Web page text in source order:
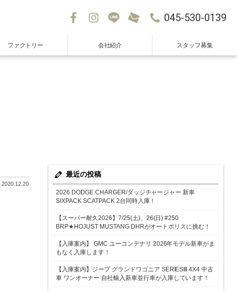
045-530-0139
ファクトリー 会社紹介 スタッフ募集
2020.12.20
最近の投稿
2026 DODGE CHARGER/ダッジチャージャー 新車
SIXPACK SCATPACK 2台同時入庫！
【スーパー耐久2026】7/25(土)、26(日) #250
BRP★HOJUST MUSTANG DHRがオートポリスに挑む！
【入庫案内】 GMC ユーコンデナリ 2026年モデル新車がま
もなく入庫します！
【入庫案内】ジープ グランドワゴニア SERIESⅢ 4X4 中古
車 ワンオーナー 自社輸入新車並行車が入庫しています！